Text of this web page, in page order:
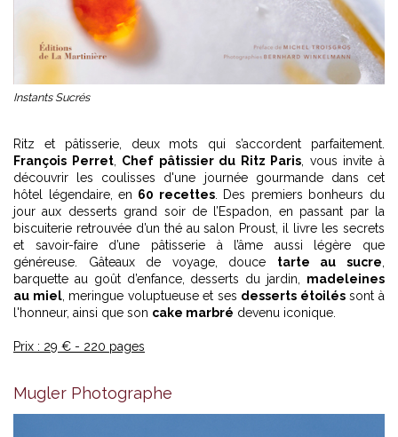
Instants Sucrés
Ritz et pâtisserie, deux mots qui s’accordent parfaitement.
François Perret, Chef pâtissier du Ritz Paris, vous invite à
découvrir les coulisses d'une journée gourmande dans cet
hôtel légendaire, en 60 recettes. Des premiers bonheurs du
jour aux desserts grand soir de l’Espadon, en passant par la
biscuiterie retrouvée d’un thé au salon Proust, il livre les secrets
et savoir-faire d’une pâtisserie à l’âme aussi légère que
généreuse. Gâteaux de voyage, douce tarte au sucre,
barquette au goût d’enfance, desserts du jardin, madeleines
au miel, meringue voluptueuse et ses desserts étoiléssont à
l'honneur, ainsi que son cake marbré devenu iconique.
Prix : 29 € - 220 pages
Mugler Photographe